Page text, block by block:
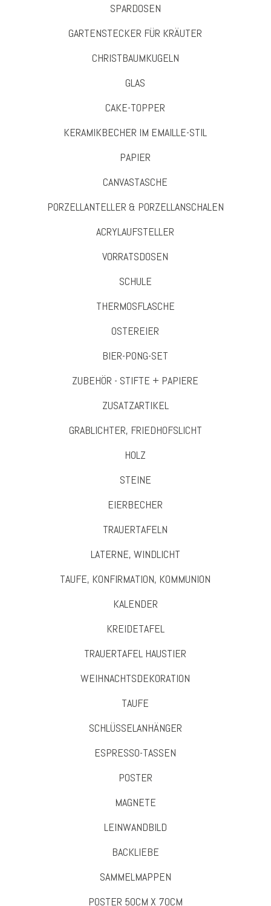
SPARDOSEN
GARTENSTECKER FÜR KRÄUTER
CHRISTBAUMKUGELN
GLAS
CAKE-TOPPER
KERAMIKBECHER IM EMAILLE-STIL
PAPIER
CANVASTASCHE
PORZELLANTELLER & PORZELLANSCHALEN
ACRYLAUFSTELLER
VORRATSDOSEN
SCHULE
THERMOSFLASCHE
OSTEREIER
BIER-PONG-SET
ZUBEHÖR - STIFTE + PAPIERE
ZUSATZARTIKEL
GRABLICHTER, FRIEDHOFSLICHT
HOLZ
STEINE
EIERBECHER
TRAUERTAFELN
LATERNE, WINDLICHT
TAUFE, KONFIRMATION, KOMMUNION
KALENDER
KREIDETAFEL
TRAUERTAFEL HAUSTIER
WEIHNACHTSDEKORATION
TAUFE
SCHLÜSSELANHÄNGER
ESPRESSO-TASSEN
POSTER
MAGNETE
LEINWANDBILD
BACKLIEBE
SAMMELMAPPEN
POSTER 50CM X 70CM